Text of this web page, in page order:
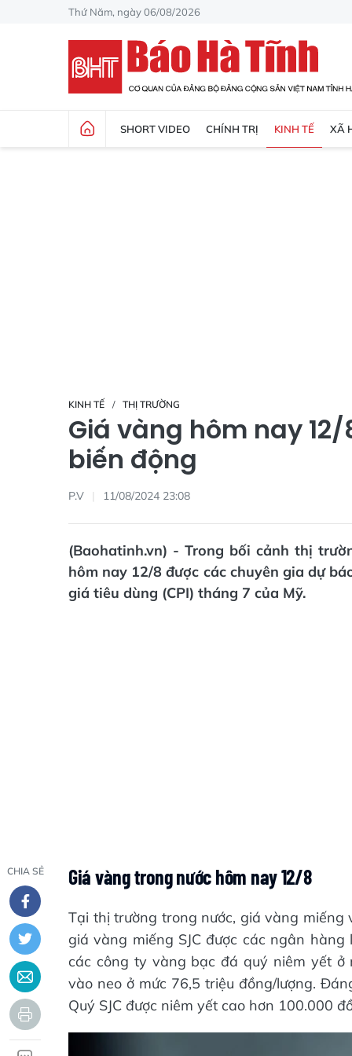
Thứ Năm, ngày 06/08/2026
SHORT VIDEO CHÍNH TRỊ KINH TẾ XÃ
KINH TẾ THỊ TRƯỜNG
Giá vàng hôm nay
biến động
P.V 11/08/2024 23:08
(Baohatinh.vn) - Trong bối cảnh thị
hôm nay 12/8 được các chuyên gia dự
giá tiêu dùng (CPI) tháng 7 của Mỹ.
CHIA SẺ Giá vàng trong nước hôm nay 12/8
Tại thị trường trong nước, giá vàng miếng
giá vàng miếng SJC được các ngân
các công ty vàng bạc đá quý niêm yết
vào neo ở mức 76,5 triệu đồng/lượng.
Quý SJC được niêm yết cao hơn 100.000